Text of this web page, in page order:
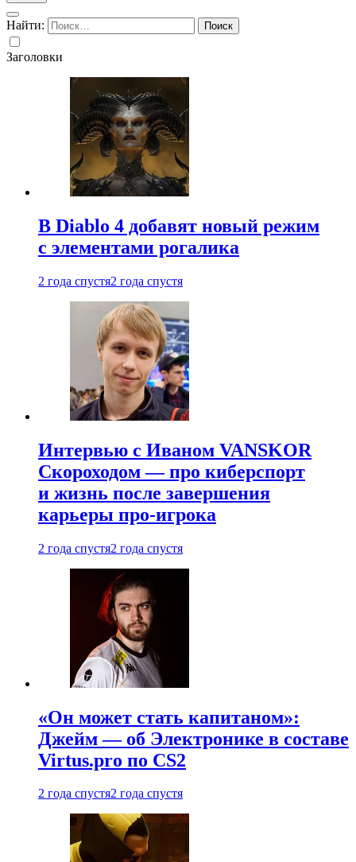
Найти:
Заголовки
В Diablo 4 добавят новый режим
с элементами рогалика
2 года спустя2 года спустя
Интервью с Иваном VANSKOR
Скороходом — про киберспорт
и жизнь после завершения
карьеры про-игрока
2 года спустя2 года спустя
«Он может стать капитаном»:
Джейм — об Электронике в составе
Virtus.pro по CS2
2 года спустя2 года спустя